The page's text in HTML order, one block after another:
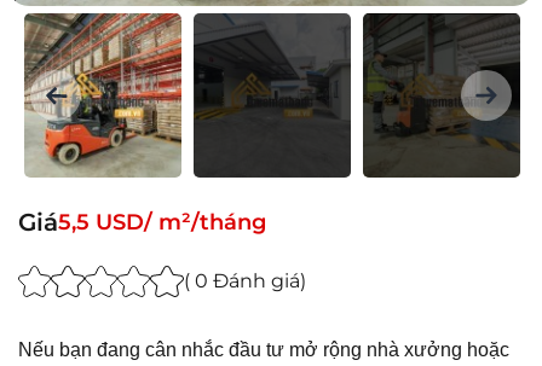
Giá5,5 USD/ m²/tháng
( 0 Đánh giá)
Nếu bạn đang cân nhắc đầu tư mở rộng nhà xưởng hoặc